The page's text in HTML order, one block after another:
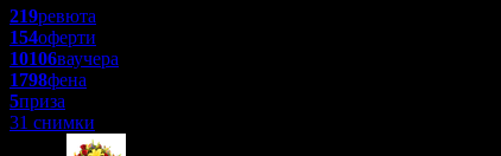
219ревюта
154оферти
10106ваучера
1798фена
5приза
31 снимки